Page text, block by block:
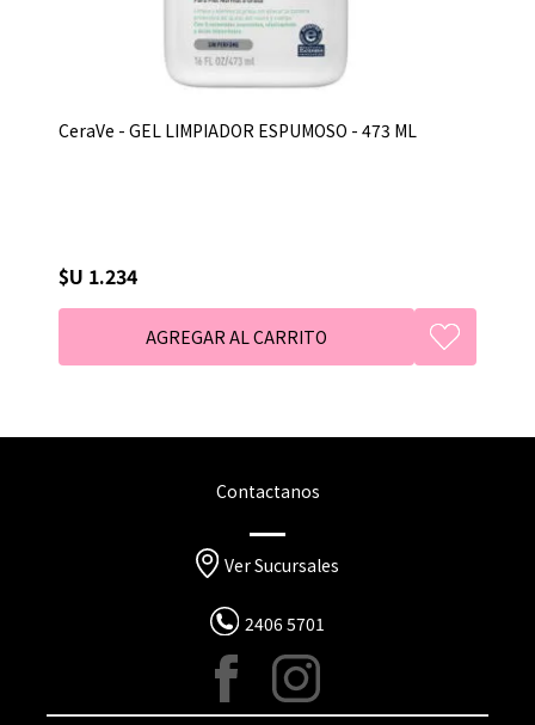
CeraVe - GEL LIMPIADOR ESPUMOSO - 473 ML
$U 1.234
Contactanos
Ver Sucursales
2406 5701